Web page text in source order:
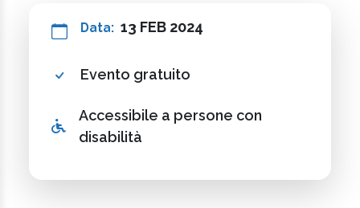
Data: 13 FEB 2024
Evento gratuito
Accessibile a persone con
disabilità